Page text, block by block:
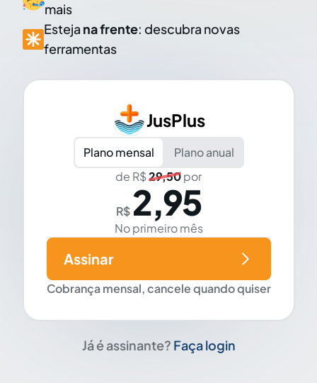
mais
Esteja na frente: descubra novas
ferramentas
JusPlus
Plano mensal
Plano anual
de R$29,50por
R$ 2,95
No primeiro mês
Cobrança mensal, cancele quando quiser
Assinar
Já é assinante? Faça login